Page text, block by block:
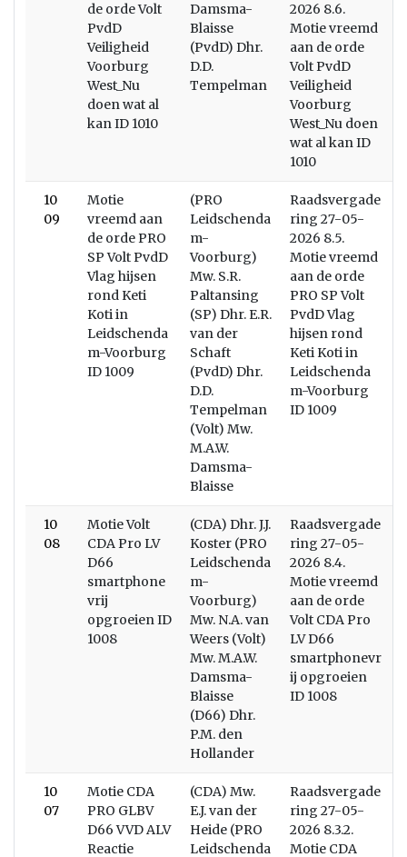
de orde Volt
PvdD
Veiligheid
Voorburg
West_Nu
doen wat al
kan ID 1010
Damsma-
Blaisse
(PvdD) Dhr.
D.D.
Tempelman
2026 8.6.
Motie vreemd
aan de orde
Volt PvdD
Veiligheid
Voorburg
West_Nu doen
wat al kan ID
1010
10
09
Motie
vreemd aan
de orde PRO
SP Volt PvdD
Vlag hijsen
rond Keti
Koti in
Leidschenda
m-Voorburg
ID 1009
(PRO
Leidschenda
m-
Voorburg)
Mw. S.R.
Paltansing
(SP) Dhr. E.R.
van der
Schaft
(PvdD) Dhr.
D.D.
Tempelman
(Volt) Mw.
M.A.W.
Damsma-
Blaisse
Raadsvergade
ring 27-05-
2026 8.5.
Motie vreemd
aan de orde
PRO SP Volt
PvdD Vlag
hijsen rond
Keti Koti in
Leidschenda
m-Voorburg
ID 1009
10
08
Motie Volt
CDA Pro LV
D66
smartphone
vrij
opgroeien ID
1008
(CDA) Dhr. J.J.
Koster (PRO
Leidschenda
m-
Voorburg)
Mw. N.A. van
Weers (Volt)
Mw. M.A.W.
Damsma-
Blaisse
(D66) Dhr.
P.M. den
Hollander
Raadsvergade
ring 27-05-
2026 8.4.
Motie vreemd
aan de orde
Volt CDA Pro
LV D66
smartphonevr
ij opgroeien
ID 1008
10
07
Motie CDA
PRO GLBV
D66 VVD ALV
Reactie
(CDA) Mw.
E.J. van der
Heide (PRO
Leidschenda
Raadsvergade
ring 27-05-
2026 8.3.2.
Motie CDA